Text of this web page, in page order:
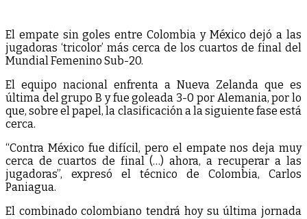
El empate sin goles entre Colombia y México dejó a las
jugadoras ‘tricolor’ más cerca de los cuartos de final del
Mundial Femenino Sub-20.
El equipo nacional enfrenta a Nueva Zelanda que es
última del grupo B y fue goleada 3-0 por Alemania, por lo
que, sobre el papel, la clasificación a la siguiente fase está
cerca.
“Contra México fue difícil, pero el empate nos deja muy
cerca de cuartos de final (…) ahora, a recuperar a las
jugadoras”, expresó el técnico de Colombia, Carlos
Paniagua.
El combinado colombiano tendrá hoy su última jornada